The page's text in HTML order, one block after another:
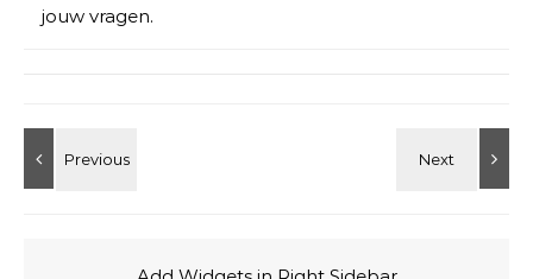
jouw vragen.